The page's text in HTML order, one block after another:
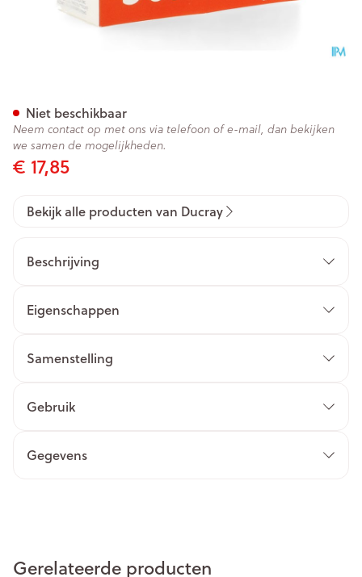
€ 17,85
Niet beschikbaar
Neem contact op met ons via telefoon of e-mail, dan bekijken
we samen de mogelijkheden.
Bekijk alle producten van Ducray
Beschrijving
Eigenschappen
Samenstelling
Gebruik
Gegevens
Gerelateerde producten